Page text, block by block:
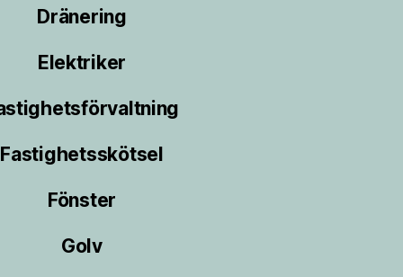
Dränering
Elektriker
Fastighetsskötsel
Fönster
Golv